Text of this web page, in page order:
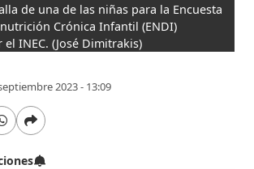
de una de las niñas para la Encuesta
Crónica Infantil (ENDI)
el INEC.(José Dimitrakis)
2023 - 13:09